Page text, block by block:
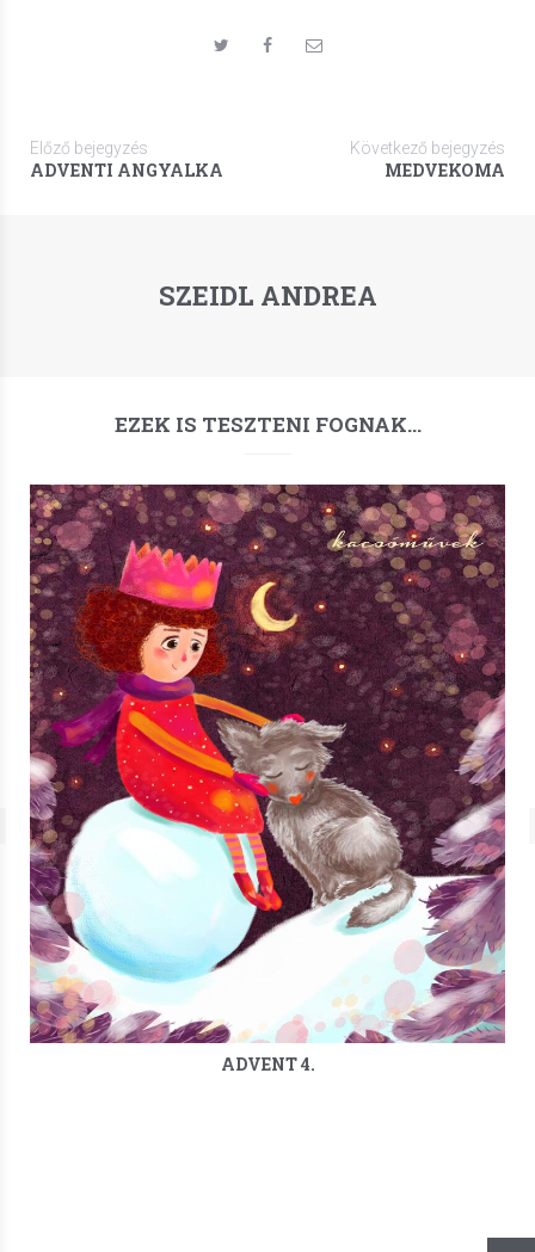
Előző bejegyzés
ADVENTI ANGYALKA
Következő bejegyzés
MEDVEKOMA
SZEIDL ANDREA
EZEK IS TESZTENI FOGNAK…
ADVENT 4.